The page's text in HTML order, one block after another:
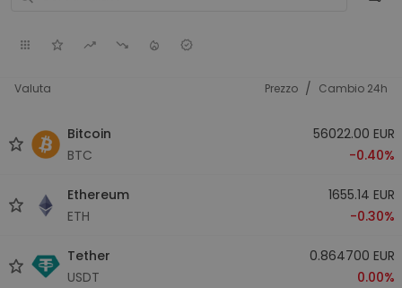
Valuta Prezzo / Cambio 24h
Bitcoin
BTC
56022.00 EUR
-0.40%
Ethereum
ETH
1655.14 EUR
-0.30%
Tether
USDT
0.864700 EUR
0.00%